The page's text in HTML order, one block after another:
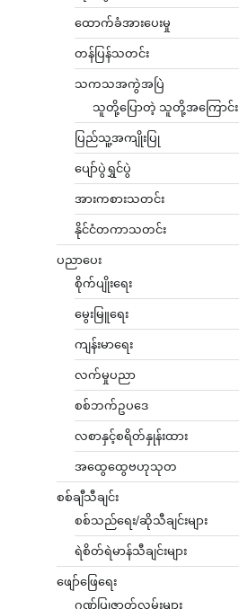
ထောက်ခံအားပေးမှု
တန်ပြန်သတင်း
သကသအကွဲအပြဲ
သူတို့ပြောတဲ့ သူတို့အကြောင်း
ပြည်သူ့အကျိုးပြု
ပျော်ပွဲရွှင်ပွဲ
အားကစားသတင်း
နိုင်ငံတကာသတင်း
ပညာပေး
စိုက်ပျိုးရေး
မွေးမြူရေး
ကျန်းမာရေး
လက်မှုပညာ
စစ်ဘက်ဥပဒေ
လစာနှင့်စရိတ်နှုန်းထား
အထွေထွေဗဟုသုတ
စစ်ချီသီချင်း
စစ်သည်ရေး/ဆိုသီချင်းများ
ရဲစိတ်ရဲမာန်သီချင်းများ
ဖျော်ဖြေရေး
ဂုဏ်ပြုဇာတ်လမ်းများ